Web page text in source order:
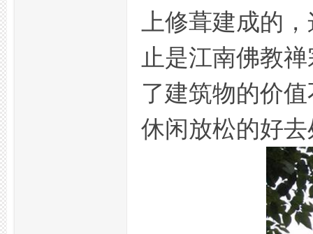
上修葺建成的
止是江南佛教
了建筑物的价
休闲放松的好